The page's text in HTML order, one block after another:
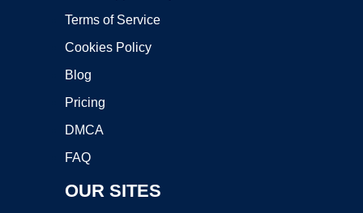
Terms of Service
Cookies Policy
Blog
Pricing
DMCA
FAQ
OUR SITES